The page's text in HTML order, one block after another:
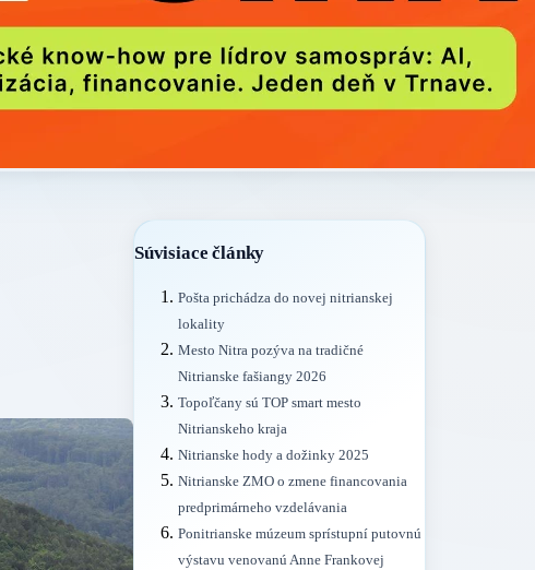
Súvisiace články
Pošta prichádza do novej nitrianskej
lokality
Mesto Nitra pozýva na tradičné
Nitrianske fašiangy 2026
Topoľčany sú TOP smart mesto
Nitrianskeho kraja
Nitrianske hody a dožinky 2025
Nitrianske ZMO o zmene financovania
predprimárneho vzdelávania
Ponitrianske múzeum sprístupní putovnú
výstavu venovanú Anne Frankovej